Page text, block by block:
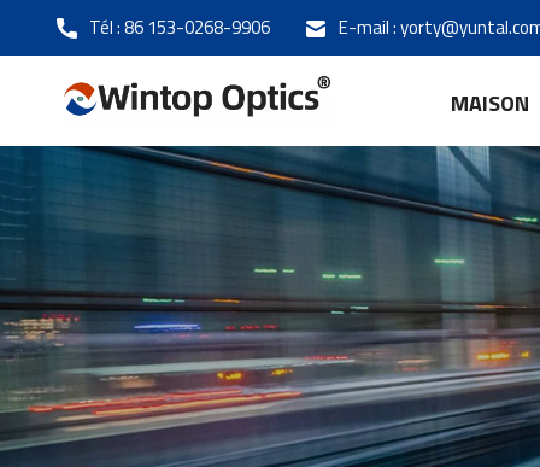
Tél :86 153-0268-9906 E-mail :
MAISON